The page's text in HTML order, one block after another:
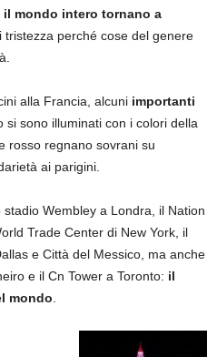
il mondo intero tornano a
tristezza perché cose del genere
alla Francia, alcuni importanti
si sono illuminati con i colori della
rosso regnano sovrani su
ai parigini.
Wembley a Londra, il Nation
Trade Center di New York, il
e Città del Messico, ma anche
e il Cn Tower a Toronto: il
mondo